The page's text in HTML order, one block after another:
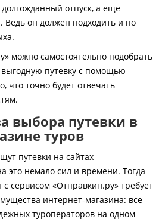
отпуск, а еще
Ведь он должен подходить и по
можно самостоятельно подобрать
путевку с помощью
что точно будет отвечать
выбора путевки в
туров
путевки на сайтах
это немало сил и времени. Тогда
с сервисом «Отправкин.ру» требует
интернет-магазина: все
туроператоров на одном